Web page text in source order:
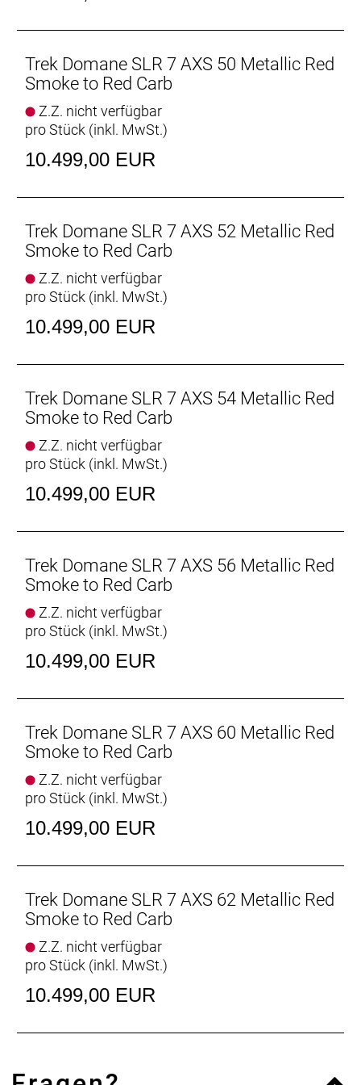
Unser hochwertigster Domane-Carbonrahmen mit
der präzisen Schaltperformance der drahtlosen
bekommst du eine Ausstattung, die dir in puncto
Komfort, Zuverlässigkeit und Geschwindigkeit
sowohl auf epischen Ganztagesabenteuern als
auch auf hitzigen Gruppenausfahrten und langen
aerodynamischen Kammtail-Rohrprofile und unser
hochleistungsfähiges 800 Series OCLV Carbon
hochschnellen, ultraleichten und besonders
geschmeidigen Rennrad.
- Die SRAM Force AXS D2-Schaltung garantiert
schnelle und präzise Gangwechsel, auf die du dich
- Das vibrationsdämpfende IsoSpeed und die
Reifenfreiheit von bis zu 38 mm helfen, ermüdende
komfortableres Fahrgefühl zu entschärfen.
- Ein praktisches internes Staufach bietet
vielseitigen Platz zur Unterbringung von Werkzeug
und Ausrüstung, während sich am Oberrohr eine
Überwachung deiner Performance.
Das nochmals verfeinerte IsoSpeed schluckt
ermüdende Fahrbahnunebenheiten und spart
Gewicht, damit du länger kraftvoller in die Pedale
treten kannst.
Das neue Domane Carbon ist aufgrund der
aerodynamischen Verbesserungen und seiner
konnte bereits auf den berühmt-berüchtigten
Kopfsteinpflasterpassagen von Paris-Roubaix einen
Sieg eingefahren.
Carbon sowie eine neue gewichtsoptimierte
Konstruktion machen es zu unserem leichtesten
Vielseitige Reifenfreiheit
Ausgestattet ist es mit schnell rollenden 32 mm
breiten Reifen, aber dank der Reifenfreiheit bis 38-
Interne Aufbewahrung
Trek Domane SLR 7 AXS 50 Metallic Red
Smoke to Red Carb
Z.Z. nicht verfügbar
pro Stück (inkl. MwSt.)
10.499,00 EUR
Trek Domane SLR 7 AXS 52 Metallic Red
Smoke to Red Carb
Z.Z. nicht verfügbar
pro Stück (inkl. MwSt.)
10.499,00 EUR
Trek Domane SLR 7 AXS 54 Metallic Red
Smoke to Red Carb
Z.Z. nicht verfügbar
pro Stück (inkl. MwSt.)
10.499,00 EUR
Trek Domane SLR 7 AXS 56 Metallic Red
Smoke to Red Carb
Z.Z. nicht verfügbar
pro Stück (inkl. MwSt.)
10.499,00 EUR
Trek Domane SLR 7 AXS 60 Metallic Red
Smoke to Red Carb
Z.Z. nicht verfügbar
pro Stück (inkl. MwSt.)
10.499,00 EUR
Trek Domane SLR 7 AXS 62 Metallic Red
Smoke to Red Carb
Z.Z. nicht verfügbar
pro Stück (inkl. MwSt.)
10.499,00 EUR